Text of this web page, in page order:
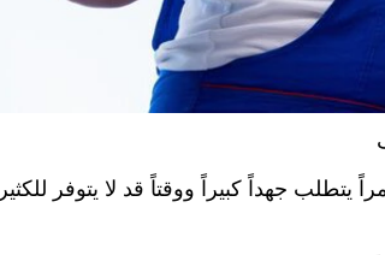
يتطلب جهداً كبيراً ووقتاً قد لا يتوفر للكثير